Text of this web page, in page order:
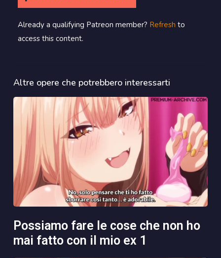
Already a qualifying Patreon member? Refresh to
access this content.
Altre opere che potrebbero interessarti
possiamo fare le cose che non ho
mai fatto con il mio ex 1